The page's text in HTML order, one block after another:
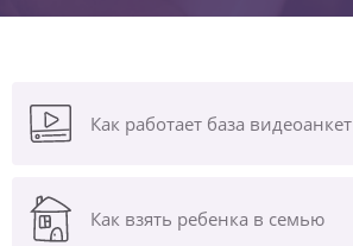
Как работает база видеоанкет
Как взять ребенка в семью